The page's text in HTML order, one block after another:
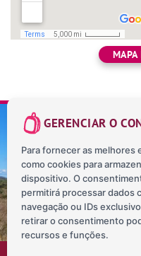
MAPA
SOBRE NÓS
GERENCIAR O
Para fornecer as melhores
como cookies para
dispositivo. O
permitirá processar dados
navegação ou IDs
retirar o consentimento
recursos e funções.